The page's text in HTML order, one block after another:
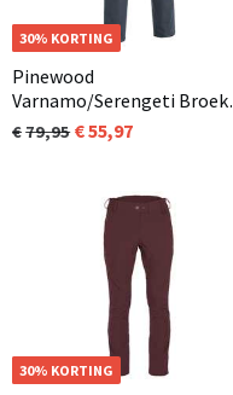
OP=OP
30% KORTING
Pinewood
Varnamo/Serengeti Broek
Heren Donker Blauw (314)
79,95 55,97
OP=OP
30% KORTING